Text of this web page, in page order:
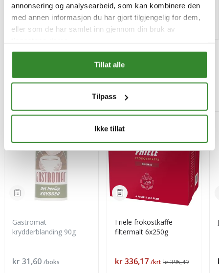
annonsering og analysearbeid, som kan kombinere den
med annen informasjon du har gjort tilgjengelig for dem,
eller som de har samlet inn gjennom din bruk av
Tillat alle
Tilpass
Ikke tillat
Kjøp Kjøp
Gastromat
krydderblanding 90g
Pris
kr 31,60 /boks
Friele frokostkaffe
filtermalt 6x250g
Pris
kr 336,17 /krt kr 395,49